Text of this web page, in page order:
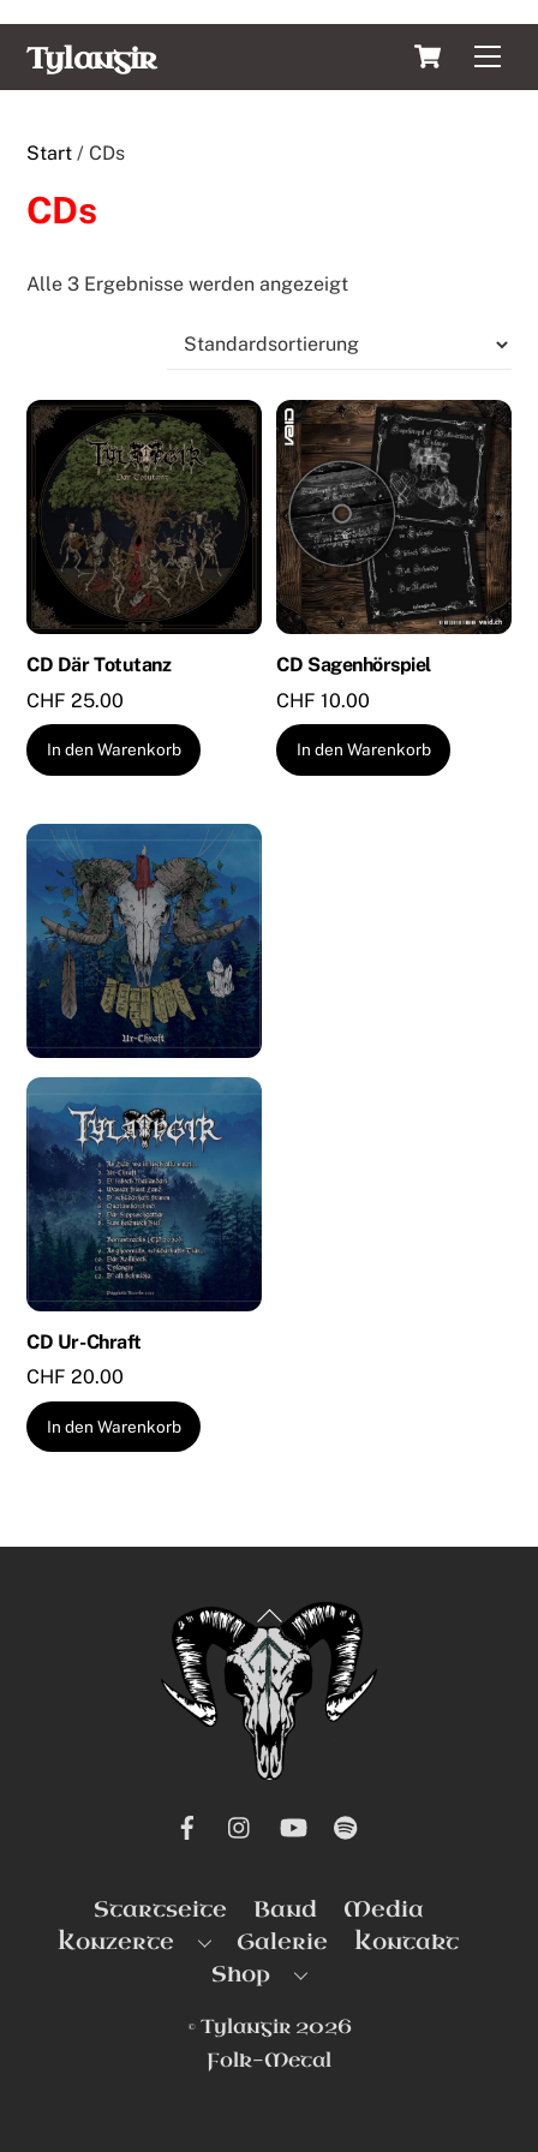
Cart
Tylangir
Start / CDs
CDs
Alle 3 Ergebnisse werden angezeigt
CD Där Totutanz
CHF 25.00
In den Warenkorb
CD Sagenhörspiel
CHF 10.00
In den Warenkorb
CD Ur-Chraft
CHF 20.00
In den Warenkorb
Back
To
Top
Startseite Band
Media
Konzerte
Galerie
Kontakt
Shop
©Tylangir2026
Folk-Metal